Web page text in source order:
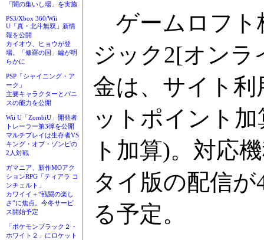
「闇の集いし場」を実施
PS3/Xbox 360/Wii
U「真・北斗無双」新情
報を公開
カイオウ、ヒョウが登
場。「修羅の国」編が明
らかに
PSP「シャイニング・ア
ーク」
主要キャラクターとパニ
スの能力を公開
Wii U「ZombiU」開発者
トレーラー第3弾を公開
マルチプレイは生存者VS
キング・オブ・ゾンビの
2人対戦
ガマニア、新作MOアク
ションRPG「ティアラ コ
ンチェルト」
カワイイ＋“戦闘の楽し
さ”に焦点。今冬サービ
ス開始予定
「ポケモンブラック２・
ホワイト２」にロケット
ゲームロフト
ジック2[オンラ
金は、サイト利
ットポイント
ト加算)。対応
タイ版の配信が
る予定。